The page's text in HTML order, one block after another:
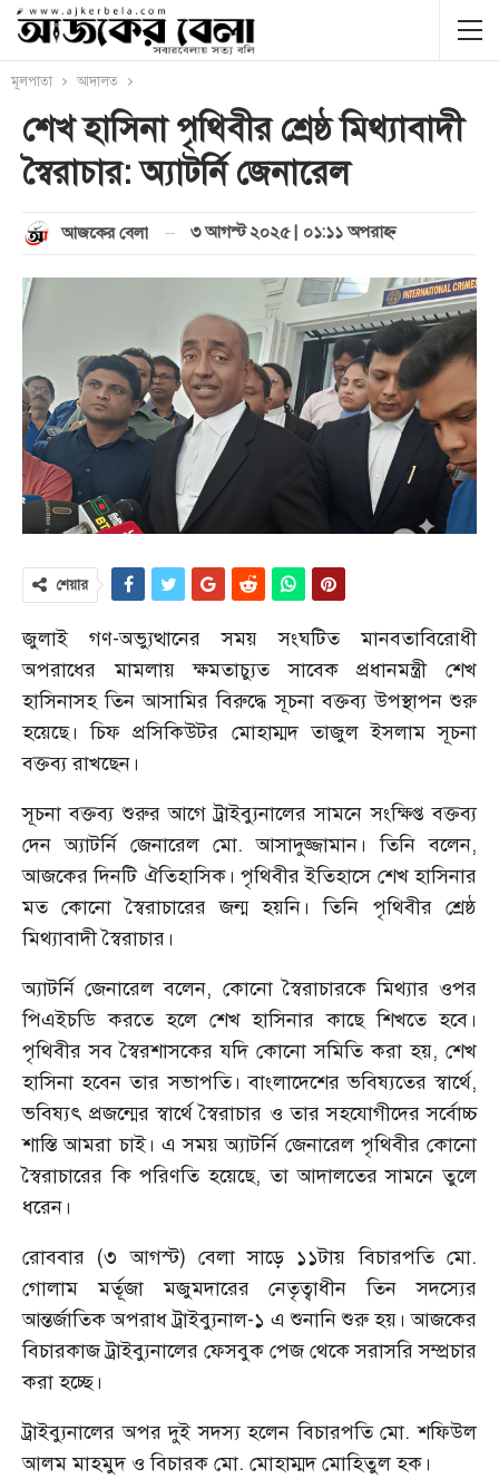
মূলপাতা আদালত
শেখ হাসিনা পৃথিবীর শ্রেষ্ঠ মিথ্যাবাদী
স্বৈরাচার: অ্যাটর্নি জেনারেল
আজকের বেলা ৩ আগস্ট ২০২৫ | ০১:১১ অপরাহ্ণ
শেয়ার
জুলাই গণ-অভ্যুত্থানের সময় সংঘটিত মানবতাবিরোধী
অপরাধের মামলায় ক্ষমতাচ্যুত সাবেক প্রধানমন্ত্রী শেখ
হাসিনাসহ তিন আসামির বিরুদ্ধে সূচনা বক্তব্য উপস্থাপন শুরু
হয়েছে। চিফ প্রসিকিউটর মোহাম্মদ তাজুল ইসলাম সূচনা
বক্তব্য রাখছেন।
সূচনা বক্তব্য শুরুর আগে ট্রাইব্যুনালের সামনে সংক্ষিপ্ত বক্তব্য
দেন অ্যাটর্নি জেনারেল মো. আসাদুজ্জামান। তিনি বলেন,
আজকের দিনটি ঐতিহাসিক। পৃথিবীর ইতিহাসে শেখ হাসিনার
মত কোনো স্বৈরাচারের জন্ম হয়নি। তিনি পৃথিবীর শ্রেষ্ঠ
মিথ্যাবাদী স্বৈরাচার।
অ্যাটর্নি জেনারেল বলেন, কোনো স্বৈরাচারকে মিথ্যার ওপর
পিএইচডি করতে হলে শেখ হাসিনার কাছে শিখতে হবে।
পৃথিবীর সব স্বৈরশাসকের যদি কোনো সমিতি করা হয়, শেখ
হাসিনা হবেন তার সভাপতি। বাংলাদেশের ভবিষ্যতের স্বার্থে,
ভবিষ্যৎ প্রজন্মের স্বার্থে স্বৈরাচার ও তার সহযোগীদের সর্বোচ্চ
শাস্তি আমরা চাই। এ সময় অ্যাটর্নি জেনারেল পৃথিবীর কোনো
স্বৈরাচারের কি পরিণতি হয়েছে, তা আদালতের সামনে তুলে
ধরেন।
রোববার (৩ আগস্ট) বেলা সাড়ে ১১টায় বিচারপতি মো.
গোলাম মর্তূজা মজুমদারের নেতৃত্বাধীন তিন সদস্যের
আন্তর্জাতিক অপরাধ ট্রাইব্যুনাল-১ এ শুনানি শুরু হয়। আজকের
বিচারকাজ ট্রাইব্যুনালের ফেসবুক পেজ থেকে সরাসরি সম্প্রচার
করা হচ্ছে।
ট্রাইব্যুনালের অপর দুই সদস্য হলেন বিচারপতি মো. শফিউল
আলম মাহমুদ ও বিচারক মো. মোহাম্মদ মোহিতুল হক।